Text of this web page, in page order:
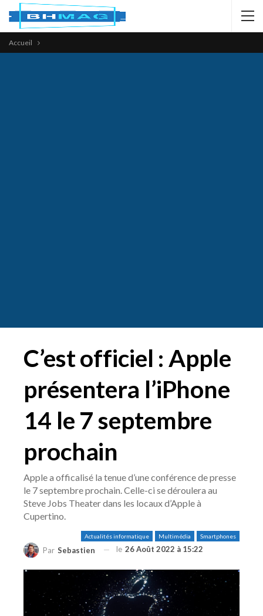
Accueil
C’est officiel : Apple
présentera l’iPhone
14 le 7 septembre
prochain
Apple a officalisé la tenue d’une conférence de presse
le 7 septembre prochain. Celle-ci se déroulera au
Steve Jobs Theater dans les locaux d’Apple à
Cupertino.
Actualités informatique Multimédia Smartphones
Par Sebastien le 26 Août 2022 à 15:22